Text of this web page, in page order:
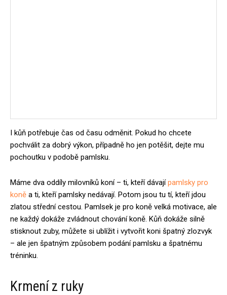
I kůň potřebuje čas od času odměnit. Pokud ho chcete
pochválit za dobrý výkon, případně ho jen potěšit, dejte mu
pochoutku v podobě pamlsku.
Máme dva oddíly milovníků koní – ti, kteří dávajípamlsky pro
koně a ti, kteří pamlsky nedávají. Potom jsou tu tí, kteří jdou
zlatou střední cestou. Pamlsek je pro koně velká motivace, ale
ne každý dokáže zvládnout chování koně. Kůň dokáže silně
stisknout zuby, můžete si ublížit i vytvořit koni špatný zlozvyk
– ale jen špatným způsobem podání pamlsku a špatnému
tréninku.
Krmení z ruky